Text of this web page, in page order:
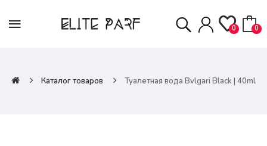
0 0
Каталог товаров Туалетная вода Bvlgari Black | 40ml